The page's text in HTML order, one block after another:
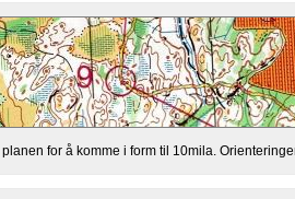
for å komme i form til 10mila.